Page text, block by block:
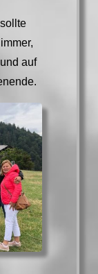
auf